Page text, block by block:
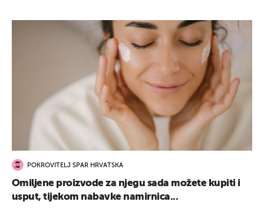
POKROVITELJ SPAR HRVATSKA
Omiljene proizvode za njegu sada možete kupiti i
usput, tijekom nabavke namirnica...